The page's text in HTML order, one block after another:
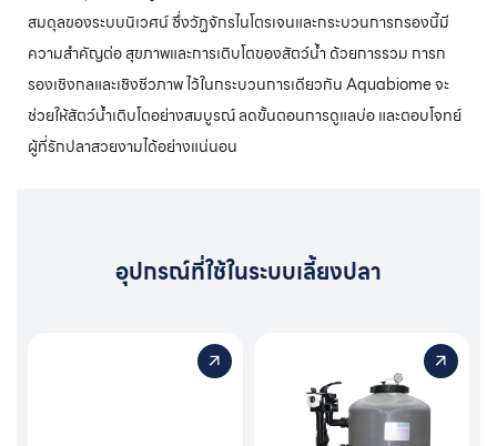
สมดุลของระบบนิเวศน์ ซึ่งวัฏจักรไนโตรเจนและกระบวนการกรองนี้มี
ความสำคัญต่อ สุขภาพและการเติบโตของสัตว์น้ำ ด้วยการรวม การก
รองเชิงกลและเชิงชีวภาพ ไว้ในกระบวนการเดียวกัน Aquabiome จะ
ช่วยให้สัตว์น้ำเติบโตอย่างสมบูรณ์ ลดขั้นตอนการดูแลบ่อ และตอบโจทย์
ผู้ที่รักปลาสวยงามได้อย่างแน่นอน
อุปกรณ์ที่ใช้ในระบบเลี้ยงปลา